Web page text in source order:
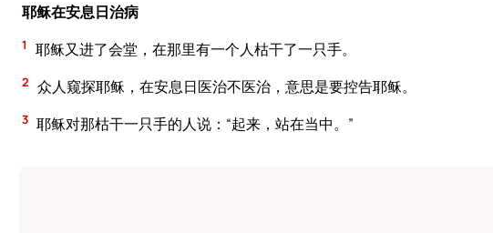
耶稣在安息日治病
1 耶稣又进了会堂，在那里有一个人枯干了一只手。
2 众人窥探耶稣，在安息日医治不医治，意思是要控告耶稣。
3 耶稣对那枯干一只手的人说：“起来，站在当中。”